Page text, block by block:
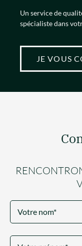
Un service de
spécialiste dans
JE VOUS